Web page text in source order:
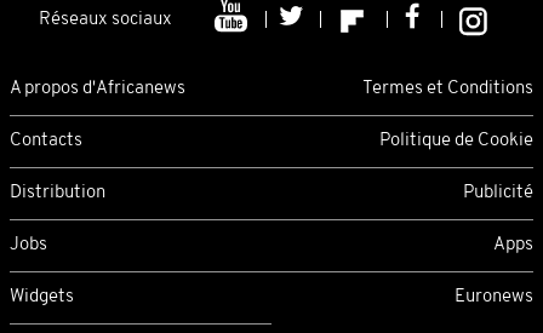
Réseaux sociaux
A propos d'Africanews Termes et Conditions
Contacts Politique de Cookie
Distribution Publicité
Jobs Apps
Widgets Euronews